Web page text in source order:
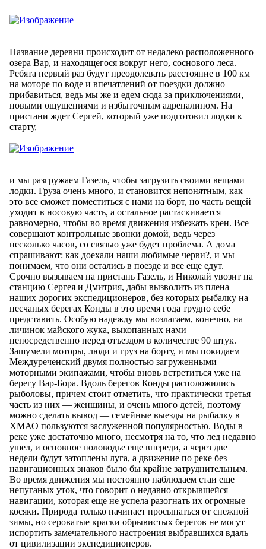
Название деревни происходит от недалеко расположенного
озера Вар, и находящегося вокруг него, соснового леса.
Ребята первый раз будут преодолевать расстояние в 100 км
на моторе по воде и впечатлений от поездки должно
прибавиться, ведь мы же и едем сюда за приключениями,
новыми ощущениями и избыточным адреналином. На
пристани ждет Сергей, который уже подготовил лодки к
старту,
и мы разгружаем Газель, чтобы загрузить своими вещами
лодки. Груза очень много, и становится непонятным, как
это все сможет поместиться с нами на борт, но часть вещей
уходит в носовую часть, а остальное растаскивается
равномерно, чтобы во время движения избежать крен. Все
совершают контрольные звонки домой, ведь через
несколько часов, со связью уже будет проблема. А дома
спрашивают: как доехали наши любимые черви?, и мы
понимаем, что они остались в поезде и все еще едут.
Срочно вызываем на пристань Газель, и Николай увозит на
станцию Сергея и Дмитрия, дабы вызволить из плена
наших дорогих экспедиционеров, без которых рыбалку на
песчаных берегах Конды в это время года трудно себе
представить. Особую надежду мы возлагаем, конечно, на
личинок майского жука, выкопанных нами
непосредственно перед отъездом в количестве 90 штук.
Зашумели моторы, люди и груз на борту, и мы покидаем
Междуреченский двумя полностью загруженными
моторными экипажами, чтобы вновь встретиться уже на
берегу Вар-Бора. Вдоль берегов Конды расположились
рыболовы, причем стоит отметить, что практически третья
часть из них — женщины, и очень много детей, поэтому
можно сделать вывод — семейные выезды на рыбалку в
ХМАО пользуются заслуженной популярностью. Воды в
реке уже достаточно много, несмотря на то, что лед недавно
ушел, и основное половодье еще впереди, а через две
недели будут затоплены луга, а движение по реке без
навигационных знаков было бы крайне затруднительным.
Во время движения мы постоянно наблюдаем стаи еще
непуганых уток, что говорит о недавно открывшейся
навигации, которая еще не успела разогнать их огромные
косяки. Природа только начинает просыпаться от снежной
зимы, но сероватые краски обрывистых берегов не могут
испортить замечательного настроения выбравшихся вдаль
от цивилизации экспедиционеров.